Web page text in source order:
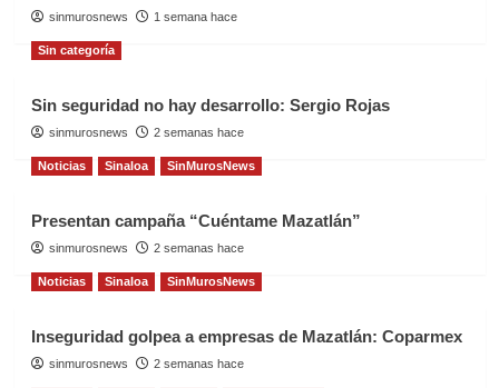
sinmurosnews 1 semana hace
Sin categoría
Sin seguridad no hay desarrollo: Sergio Rojas
sinmurosnews 2 semanas hace
Noticias Sinaloa SinMurosNews
Presentan campaña “Cuéntame Mazatlán”
sinmurosnews 2 semanas hace
Noticias Sinaloa SinMurosNews
Inseguridad golpea a empresas de Mazatlán: Coparmex
sinmurosnews 2 semanas hace